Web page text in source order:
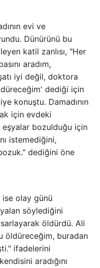
evi ve
Dünürünü bu
katil zanlısı, "Her
aradım,
iyi değil, doktora
dediği için
konuştu. Damadının
için evdeki
bozulduğu için
istemediğini,
dediğini öne
ise olay günü
yalan söylediğini
öldürdü. Ali
öldüreceğim, buradan
ifadelerini
aradığını